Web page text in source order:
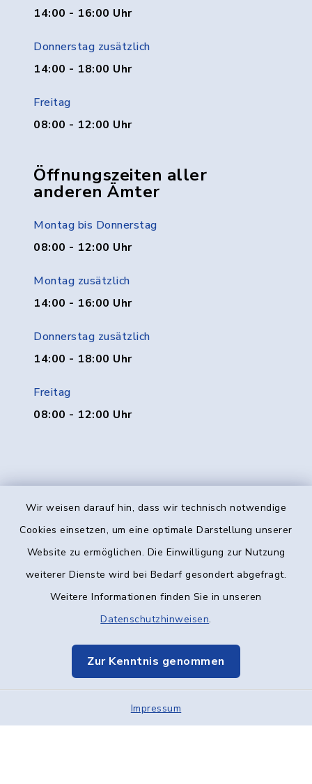
Wir weisen darauf hin, dass wir technisch notwendige
Cookies einsetzen, um eine optimale Darstellung unserer
Website zu ermöglichen. Die Einwilligung zur Nutzung
weiterer Dienste wird bei Bedarf gesondert abgefragt.
Weitere Informationen finden Sie in unseren
Datenschutzhinweisen.
Zur Kenntnis genommen
Impressum
14:00 - 16:00 Uhr
Donnerstag zusätzlich
14:00 - 18:00 Uhr
Freitag
08:00 - 12:00 Uhr
Öffnungszeiten aller
anderen Ämter
Montag bis Donnerstag
08:00 - 12:00 Uhr
Montag zusätzlich
14:00 - 16:00 Uhr
Donnerstag zusätzlich
14:00 - 18:00 Uhr
Freitag
08:00 - 12:00 Uhr
Kontakt
Datenschutz
Elektronische Kommunikation
Sitemap